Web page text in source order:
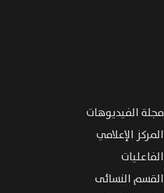
مجلة الفيديوهات
المركز الإعلامي
الفاعليات
القسم النسائى